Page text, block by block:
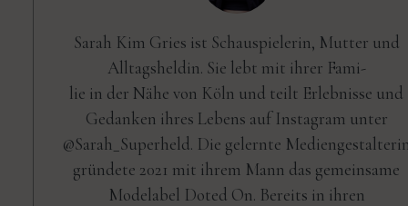
Sarah Kim Gries ist Schauspielerin, Mutter und
Alltagsheldin. Sie lebt mit ihrer Fami-
lie in der Nähe von Köln und teilt Erlebnisse und
Gedanken ihres Lebens auf Instagram unter
@Sarah_Superheld. Die gelernte
gründete 2021 mit ihrem Mann das gemeinsame
Modelabel Doted On. Bereits in ihren